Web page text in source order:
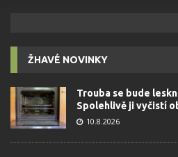
ŽHAVÉ NOVINKY
Trouba se bude
Spolehlivě ji vyčistí
10.8.2026